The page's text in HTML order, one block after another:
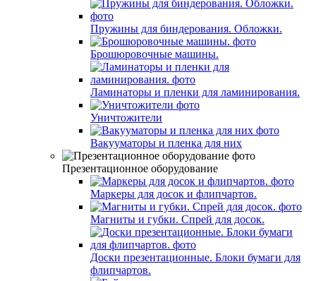
Пружины для биндерования. Обложки.
Брошюровочные машины.
Ламинаторы и пленки для ламинирования.
Уничтожители
Вакууматоры и пленка для них
Презентационное оборудование
Маркеры для досок и флипчартов.
Магниты и губки. Спрей для досок.
Доски презентационные. Блоки бумаги для
флипчартов.